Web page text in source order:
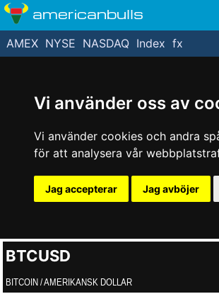
Vi använder oss av
Vi använder cookies och andra
för att analysera vår
Jag accepterar Jag avböjer
americanbulls
AMEX NYSE NASDAQ Index fx
BTCUSD
BITCOIN / AMERIKANSK DOLLAR